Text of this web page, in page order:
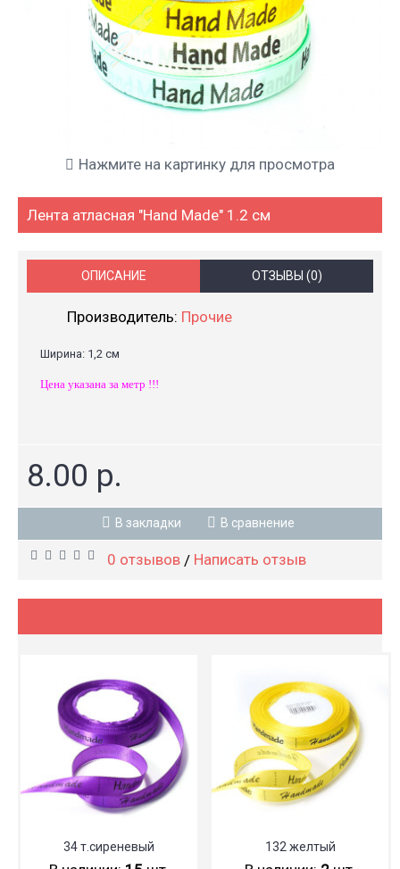
Нажмите на картинку для просмотра
Лента атласная "Hand Made" 1.2 см
ОПИСАНИЕ ОТЗЫВЫ (0)
Производитель: Прочие
Ширина: 1,2 см
Цена указана за метр !!!
8.00 р.
В закладки В сравнение
0 отзывов / Написать отзыв
34 т.сиреневый 132 желтый